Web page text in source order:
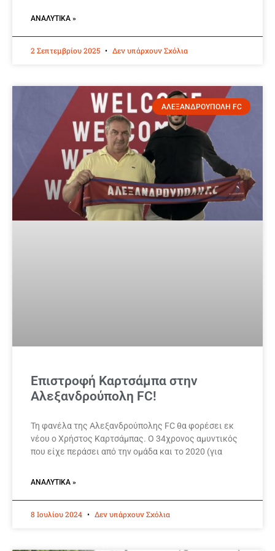
ΑΝΑΛΥΤΙΚΆ »
2 Σεπτεμβρίου 2025 Δεν υπάρχουν Σχόλια
ΑΛΕΞΑΝΔΡΟΥΠΟΛΗ FC
Επιστροφή Καρτσάμπα στην
Αλεξανδρούπολη FC!
Τη φανέλα της Αλεξανδρούπολης FC θα φορέσει εκ
νέου ο Χρήστος Καρτσάμπας. Ο 34χρονος αμυντικός
που είχε περάσει από την ομάδα και το 2020 (για
ΑΝΑΛΥΤΙΚΆ »
8 Ιουλίου 2024 Δεν υπάρχουν Σχόλια